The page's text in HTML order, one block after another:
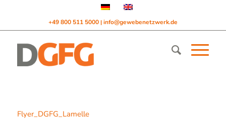
+49 800 511 5000 | info@gewebenetzwerk.de
Flyer_DGFG_Lamelle